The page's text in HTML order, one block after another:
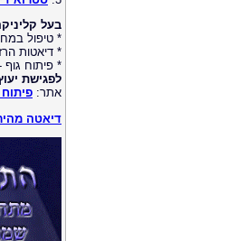
בעל
* טיפול
* דיאטות
* פיתוח גוף
לפגישת יעוץ
אתר:
דיאטה